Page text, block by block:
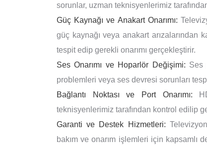
sorunlar, uzman teknisyenlerimiz
Güç Kaynağı ve Anakart Onarımı:
güç kaynağı veya anakart arızalarından
tespit edip gerekli onarımı gerçekleştirir.
Ses Onarımı ve Hoparlör Değişimi: Ses
problemleri veya ses devresi sorunları
Bağlantı Noktası ve Port Onarımı:
teknisyenlerimiz tarafından kontrol edilip
Garanti ve Destek Hizmetleri:
bakım ve onarım işlemleri için kapsamlı